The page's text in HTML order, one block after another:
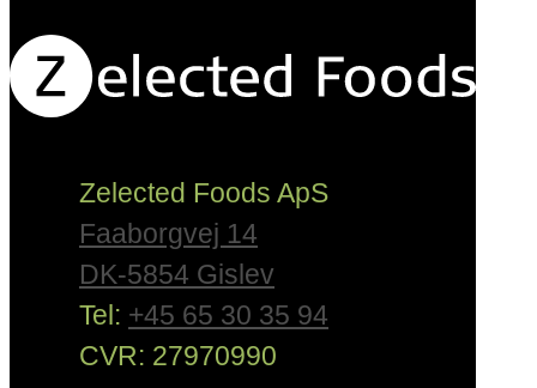
Zelected Foods ApS
Faaborgvej 14
DK-5854 Gislev
Tel: +45 65 30 35 94
CVR: 27970990